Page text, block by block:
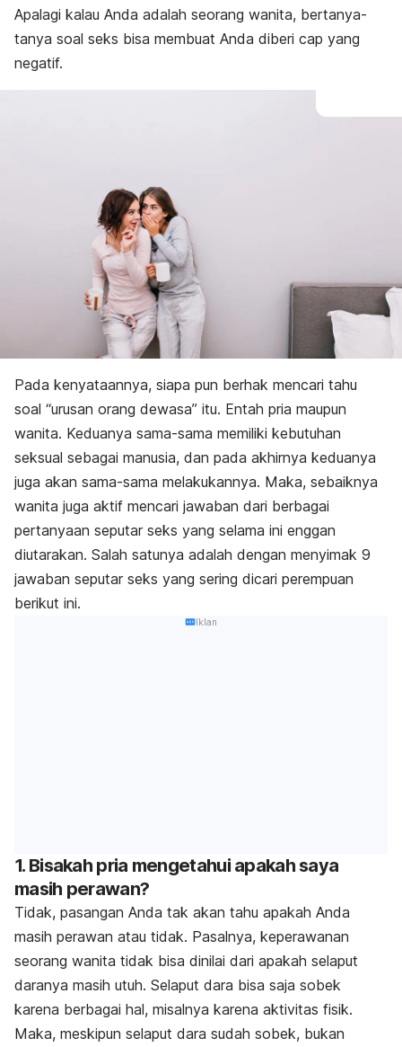
Apalagi kalau Anda adalah seorang wanita, bertanya-
tanya soal seks bisa membuat Anda diberi cap yang
negatif.
Pada kenyataannya, siapa pun berhak mencari tahu
soal “urusan orang dewasa” itu. Entah pria maupun
wanita. Keduanya sama-sama memiliki kebutuhan
seksual sebagai manusia, dan pada akhirnya keduanya
juga akan sama-sama melakukannya. Maka, sebaiknya
wanita juga aktif mencari jawaban dari berbagai
pertanyaan seputar seks yang selama ini enggan
diutarakan. Salah satunya adalah dengan menyimak 9
jawaban seputar seks yang sering dicari perempuan
berikut ini.
Iklan
1. Bisakah pria mengetahui apakah saya
masih perawan?
Tidak, pasangan Anda tak akan tahu apakah Anda
masih perawan atau tidak. Pasalnya, keperawanan
seorang wanita tidak bisa dinilai dari apakah selaput
daranya masih utuh. Selaput dara bisa saja sobek
karena berbagai hal, misalnya karena aktivitas fisik.
Maka, meskipun selaput dara sudah sobek, bukan